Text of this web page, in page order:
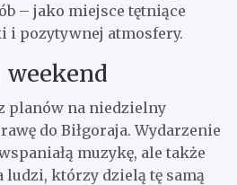
– jako miejsce tętniące
i pozytywnej atmosfery.
weekend
planów na niedzielny
do Biłgoraja. Wydarzenie
muzykę, ale także
którzy dzielą tę samą